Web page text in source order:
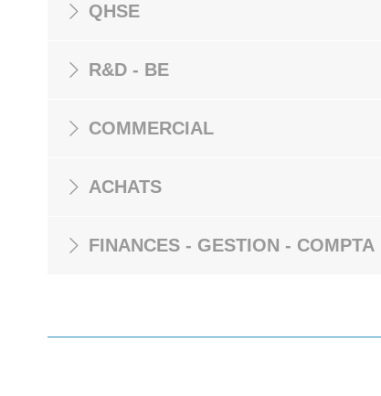
QHSE
R&D - BE
COMMERCIAL
ACHATS
FINANCES - GESTION - COMPTA